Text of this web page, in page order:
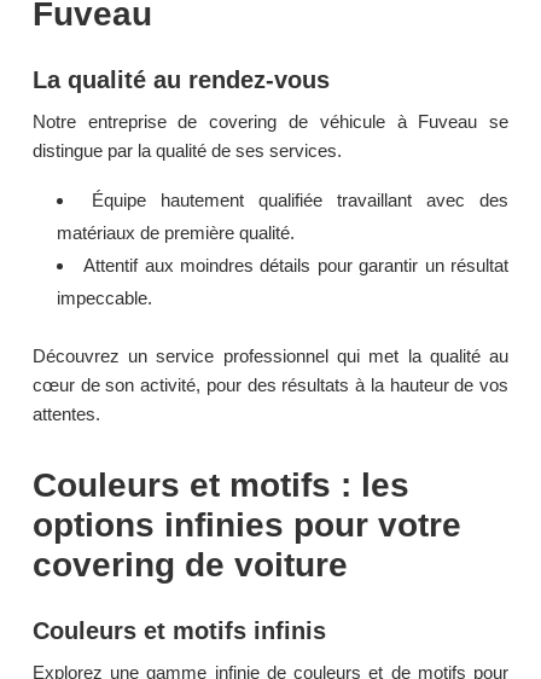
Fuveau
La qualité au rendez-vous
Notre entreprise de covering de véhicule à Fuveau se
distingue par la qualité de ses services.
Équipe hautement qualifiée travaillant avec des
matériaux de première qualité.
Attentif aux moindres détails pour garantir un résultat
impeccable.
Découvrez un service professionnel qui met la qualité au
cœur de son activité, pour des résultats à la hauteur de vos
attentes.
Couleurs et motifs : les
options infinies pour votre
covering de voiture
Couleurs et motifs infinis
Explorez une gamme infinie de couleurs et de motifs pour